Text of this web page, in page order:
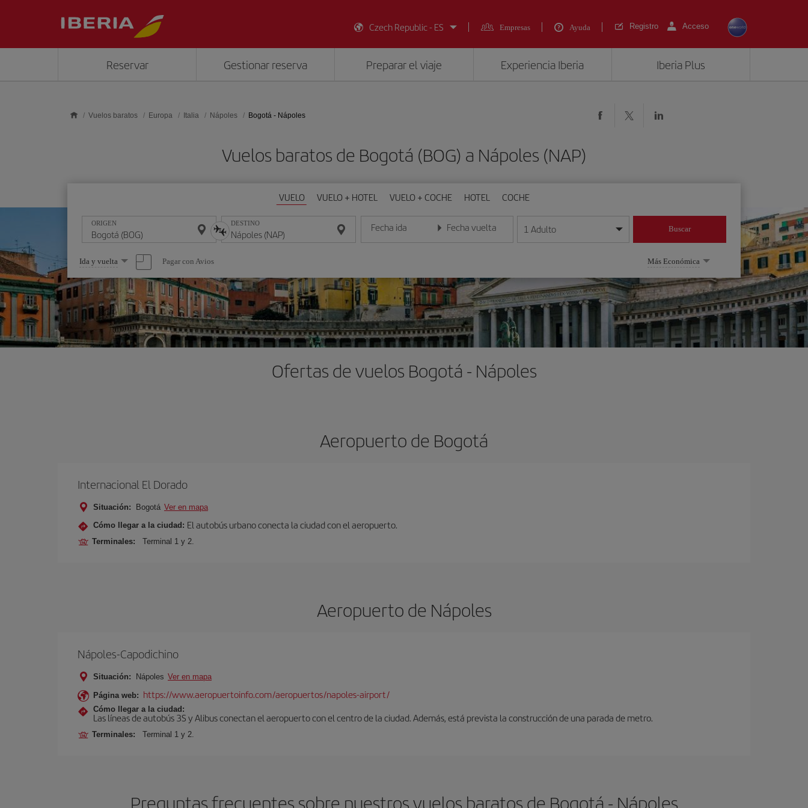
Czech Republic - ES
Empresas Ayuda Registro Acceso
Reservar Gestionar reserva Preparar el viaje Experiencia Iberia Iberia Plus
Vuelos baratos Europa Italia Nápoles Bogotá - Nápoles
Vuelos baratos de Bogotá (BOG) a Nápoles (NAP)
VUELO VUELO + HOTEL VUELO + COCHE HOTEL COCHE
ORIGEN DESTINO Fecha ida
Introduce la fecha en formato día/mes/año
Fecha vuelta
Introduce la fecha en formato día/mes/año
1 Adulto Buscar
Seleccione
una
opción
Ida y vuelta Pagar con Avios Más Económica
Ofertas de vuelos Bogotá - Nápoles
Aeropuerto de Bogotá
Internacional El Dorado
Situación: Bogotá Ver en mapa
Cómo llegar a la ciudad: El autobús urbano conecta la ciudad con el aeropuerto.
Terminales: Terminal 1 y 2.
Aeropuerto de Nápoles
Nápoles-Capodichino
Situación: Nápoles Ver en mapa
Página web: https://www.aeropuertoinfo.com/aeropuertos/napoles-airport/
Cómo llegar a la ciudad:
Las líneas de autobús 3S y Alibus conectan el aeropuerto con el centro de la ciudad. Además, está prevista la construcción de una parada de metro.
Terminales: Terminal 1 y 2.
Preguntas frecuentes sobre nuestros vuelos baratos de Bogotá - Nápoles